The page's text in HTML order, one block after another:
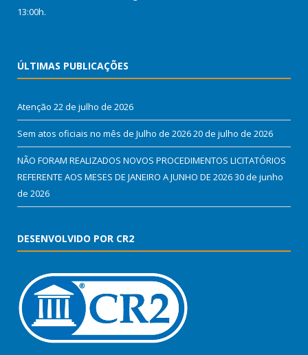
13:00h.
ÚLTIMAS PUBLICAÇÕES
Atenção 22 de julho de 2026
Sem atos oficiais no mês de Julho de 202620 de julho de 2026
NÃO FORAM REALIZADOS NOVOS PROCEDIMENTOS LICITATÓRIOS
REFERENTE AOS MESES DE JANEIRO A JUNHO DE 202630 de junho
de 2026
DESENVOLVIDO POR CR2